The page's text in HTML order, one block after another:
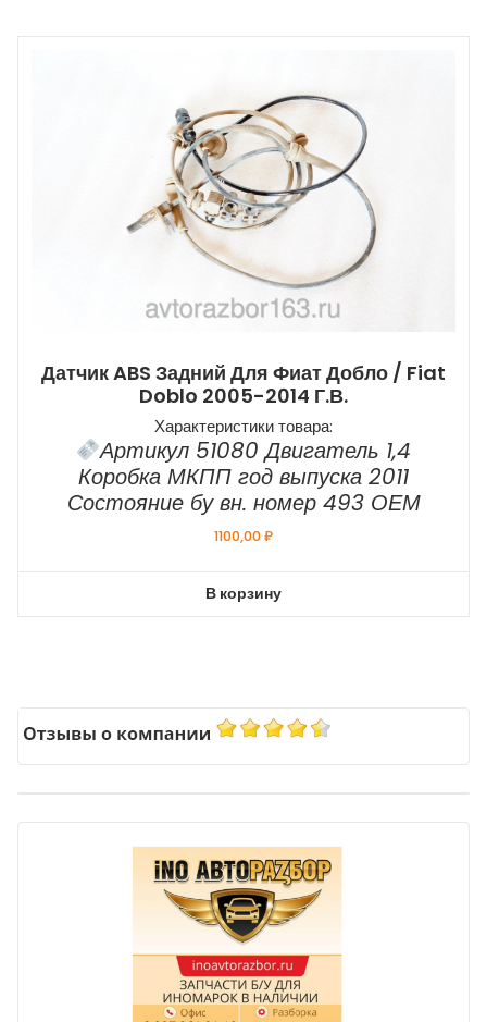
Датчик ABS Задний Для Фиат Добло / Fiat
Doblo 2005-2014 Г.в.
Характеристики товара:
Артикул 51080 Двигатель 1,4
Коробка МКПП год выпуска 2011
Состояние бу вн. номер 493 ОЕМ
1100,00₽
В корзину